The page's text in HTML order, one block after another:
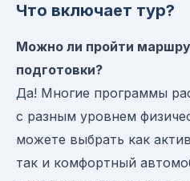
Что включает тур?
Можно ли пройти
подготовки?
Да! Многие программы
с разным уровнем
можете выбрать как
так и комфортный